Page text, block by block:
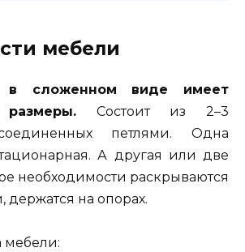
мебели
в сложенном виде имеет
Состоит из 2–3
петлями. Одна
А другая или две
необходимости раскрываются
на опорах.
мебели: